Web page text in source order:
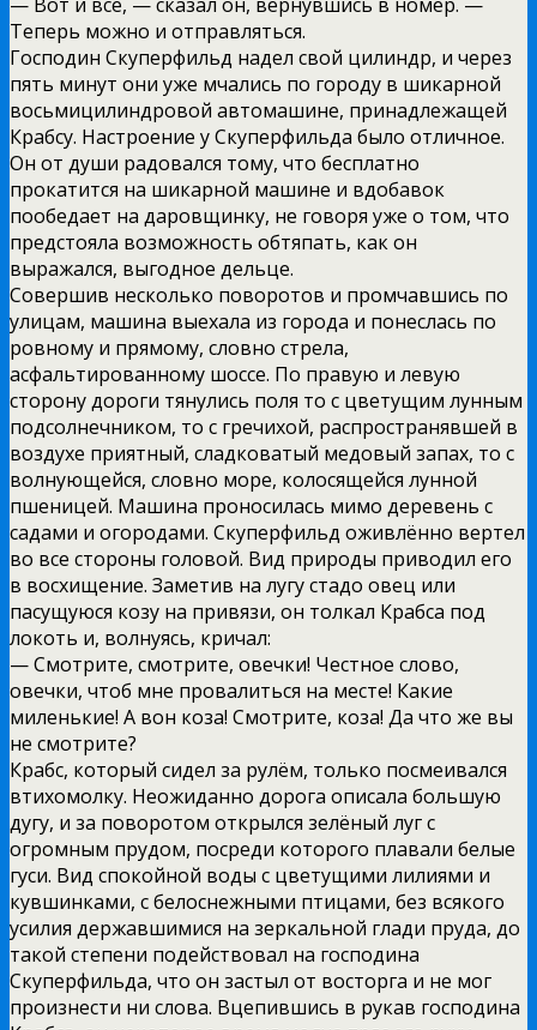
Теперь можно и отправляться.
Господин Скуперфильд надел свой цилиндр, и через
пять минут они уже мчались по городу в шикарной
восьмицилиндровой автомашине, принадлежащей
Крабсу. Настроение у Скуперфильда было отличное.
Он от души радовался тому, что бесплатно
прокатится на шикарной машине и вдобавок
пообедает на даровщинку, не говоря уже о том, что
предстояла возможность обтяпать, как он
выражался, выгодное дельце.
Совершив несколько поворотов и промчавшись по
улицам, машина выехала из города и понеслась по
ровному и прямому, словно стрела,
асфальтированному шоссе. По правую и левую
сторону дороги тянулись поля то с цветущим лунным
подсолнечником, то с гречихой, распространявшей в
воздухе приятный, сладковатый медовый запах, то с
волнующейся, словно море, колосящейся лунной
пшеницей. Машина проносилась мимо деревень с
садами и огородами. Скуперфильд оживлённо вертел
во все стороны головой. Вид природы приводил его
в восхищение. Заметив на лугу стадо овец или
пасущуюся козу на привязи, он толкал Крабса под
локоть и, волнуясь, кричал:
— Смотрите, смотрите, овечки! Честное слово,
овечки, чтоб мне провалиться на месте! Какие
миленькие! А вон коза! Смотрите, коза! Да что же вы
не смотрите?
Крабс, который сидел за рулём, только посмеивался
втихомолку. Неожиданно дорога описала большую
дугу, и за поворотом открылся зелёный луг с
огромным прудом, посреди которого плавали белые
гуси. Вид спокойной воды с цветущими лилиями и
кувшинками, с белоснежными птицами, без всякого
усилия державшимися на зеркальной глади пруда, до
такой степени подействовал на господина
Скуперфильда, что он застыл от восторга и не мог
произнести ни слова. Вцепившись в рукав господина